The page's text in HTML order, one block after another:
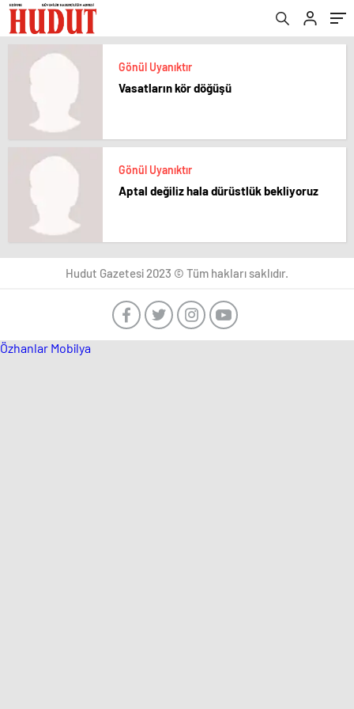
Gönül Uyanıktır
Vasatların kör döğüşü
Gönül Uyanıktır
Aptal değiliz hala dürüstlük bekliyoruz
Hudut Gazetesi 2023 © Tüm hakları saklıdır.
Özhanlar Mobilya